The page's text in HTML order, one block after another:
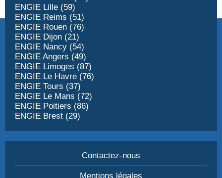
ENGIE Lille (59)
ENGIE Reims (51)
ENGIE Rouen (76)
ENGIE Dijon (21)
ENGIE Nancy (54)
ENGIE Angers (49)
ENGIE Limoges (87)
ENGIE Le Havre (76)
ENGIE Tours (37)
ENGIE Le Mans (72)
ENGIE Poitiers (86)
ENGIE Brest (29)
Contactez-nous
Mentions légales